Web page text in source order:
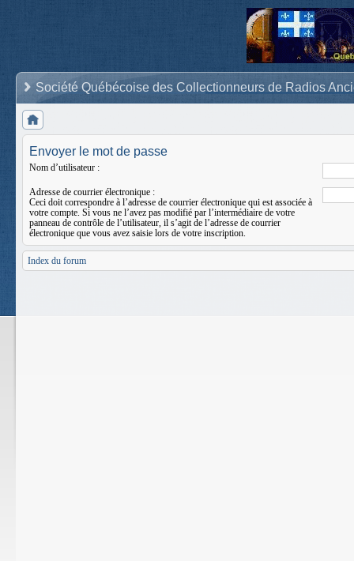
Société Québécoise des Collectionneurs de Radios
Envoyer le mot de passe
Nom d’utilisateur :
Adresse de courrier électronique :
Ceci doit correspondre à l’adresse de courrier électronique qui est associée à
votre compte. Si vous ne l’avez pas modifié par l’intermédiaire de votre
panneau de contrôle de l’utilisateur, il s’agit de l’adresse de courrier
électronique que vous avez saisie lors de votre inscription.
Index du forum